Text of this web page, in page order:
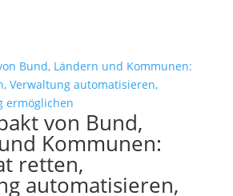
von Bund,
Kommunen:
retten,
automatisieren,